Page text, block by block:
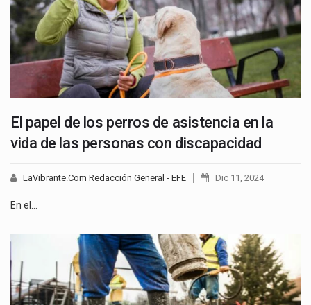
El papel de los perros de asistencia en la
vida de las personas con discapacidad
LaVibrante.Com Redacción General - EFE Dic 11, 2024
En el…